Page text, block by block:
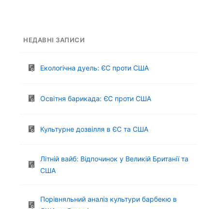
НЕДАВНІ ЗАПИСИ
Екологічна дуель: ЄС проти США
Освітня барикада: ЄС проти США
Культурне дозвілля в ЄС та США
Літній вайб: Відпочинок у Великій Британії та
США
Порівняльний аналіз культури барбекю в